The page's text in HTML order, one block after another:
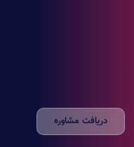
دریافت مشاوره